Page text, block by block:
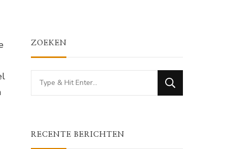
ZOEKEN
Looking
for
RECENTE BERICHTEN